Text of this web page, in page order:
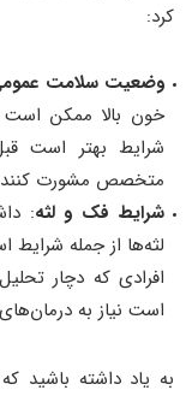
کرد:
وضعیت سلامت
خون بالا ممکن است
شرایط بهتر است
متخصص مشورت
شرایط فک و لثه:
لثه‌ها از جمله
افرادی که دچار
است نیاز به
به یاد داشته باشید